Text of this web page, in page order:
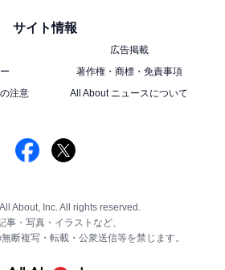
サイト情報
広告掲載
著作権・商標・免責事項
注意
All About ニュースについて
About, Inc. All rights reserved.
事・写真・イラストなど、
断複写・転載・公衆送信等を禁じます。